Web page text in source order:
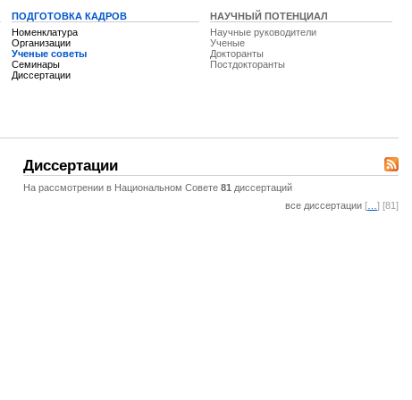
ПОДГОТОВКА КАДРОВ
Номенклатура
Организации
Ученые советы
Семинары
Диссертации
НАУЧНЫЙ ПОТЕНЦИАЛ
Научные руководители
Ученые
Докторанты
Постдокторанты
Диссертации
На рассмотрении в Национальном Совете 81 диссертаций
все диссертации [ ] [81]